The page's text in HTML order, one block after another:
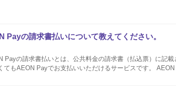
Payの請求書払いについて教えてください。
Payの請求書払いとは、公共料金の請求書（払込票）に記
てもAEON Payでお支払いいただけるサービスです。